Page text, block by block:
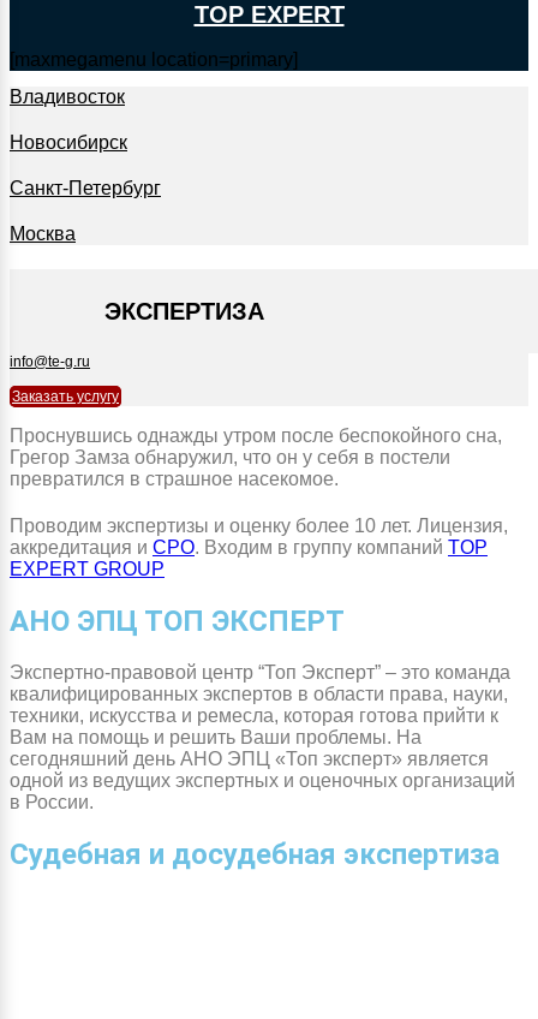
TOP EXPERT
[maxmegamenu location=primary]
Владивосток
Новосибирск
Санкт-Петербург
Москва
ЭКСПЕРТИЗА
info@te-g.ru
Заказать услугу
Проснувшись однажды утром после беспокойного сна,
Грегор Замза обнаружил, что он у себя в постели
превратился в страшное насекомое.
Проводим экспертизы и оценку более 10 лет. Лицензия,
аккредитация и СРО. Входим в группу компаний TOP
EXPERT GROUP
АНО ЭПЦ ТОП ЭКСПЕРТ
Экспертно-правовой центр “Топ Эксперт” – это команда
квалифицированных экспертов в области права, науки,
техники, искусства и ремесла, которая готова прийти к
Вам на помощь и решить Ваши проблемы. На
сегодняшний день АНО ЭПЦ «Топ эксперт» является
одной из ведущих экспертных и оценочных организаций
в России.
Судебная и досудебная экспертиза